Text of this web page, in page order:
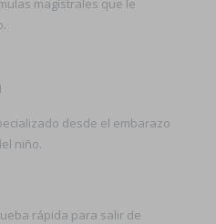
magistrales que le
desde el embarazo
niño.
rápida para salir de